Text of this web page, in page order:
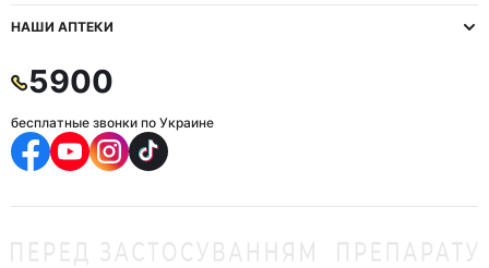
НАШИ АПТЕКИ
5900
бесплатные звонки по Украине